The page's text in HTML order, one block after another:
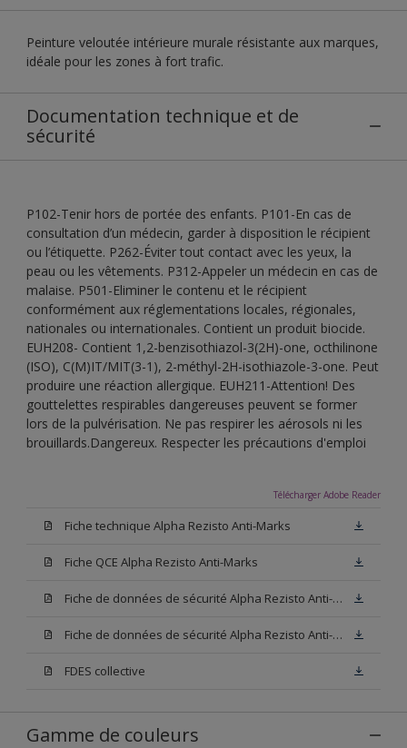
Peinture veloutée intérieure murale résistante aux marques,
idéale pour les zones à fort trafic.
Documentation technique et de
sécurité
P102-Tenir hors de portée des enfants. P101-En cas de
consultation d’un médecin, garder à disposition le récipient
ou l’étiquette. P262-Éviter tout contact avec les yeux, la
peau ou les vêtements. P312-Appeler un médecin en cas de
malaise. P501-Eliminer le contenu et le récipient
conformément aux réglementations locales, régionales,
nationales ou internationales. Contient un produit biocide.
EUH208- Contient 1,2-benzisothiazol-3(2H)-one, octhilinone
(ISO), C(M)IT/MIT(3-1), 2-méthyl-2H-isothiazole-3-one. Peut
produire une réaction allergique. EUH211-Attention! Des
gouttelettes respirables dangereuses peuvent se former
lors de la pulvérisation. Ne pas respirer les aérosols ni les
brouillards.Dangereux. Respecter les précautions d'emploi
Télécharger Adobe Reader
Fiche technique Alpha Rezisto Anti-Marks
Fiche QCE Alpha Rezisto Anti-Marks
Fiche de données de sécurité Alpha Rezisto Anti-Marks Base W05
Fiche de données de sécurité Alpha Rezisto Anti-Marks Base N00
FDES collective
Gamme de couleurs